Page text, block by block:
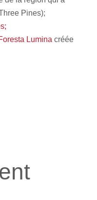
Pines);
Lumina créée